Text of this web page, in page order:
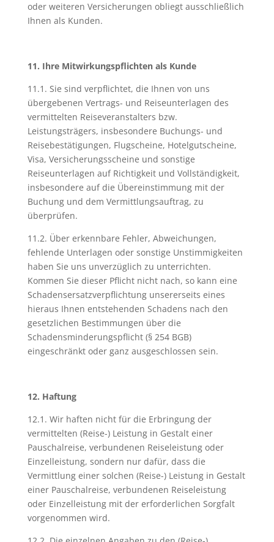
oder weiteren Versicherungen obliegt ausschließlich
Ihnen als Kunden.
11. Ihre Mitwirkungspflichten als Kunde
11.1. Sie sind verpflichtet, die Ihnen von uns
übergebenen Vertrags- und Reiseunterlagen des
vermittelten Reiseveranstalters bzw.
Leistungsträgers, insbesondere Buchungs- und
Reisebestätigungen, Flugscheine, Hotelgutscheine,
Visa, Versicherungsscheine und sonstige
Reiseunterlagen auf Richtigkeit und Vollständigkeit,
insbesondere auf die Übereinstimmung mit der
Buchung und dem Vermittlungsauftrag, zu
überprüfen.
11.2. Über erkennbare Fehler, Abweichungen,
fehlende Unterlagen oder sonstige Unstimmigkeiten
haben Sie uns unverzüglich zu unterrichten.
Kommen Sie dieser Pflicht nicht nach, so kann eine
Schadensersatzverpflichtung unsererseits eines
hieraus Ihnen entstehenden Schadens nach den
gesetzlichen Bestimmungen über die
Schadensminderungspflicht (§ 254 BGB)
eingeschränkt oder ganz ausgeschlossen sein.
12. Haftung
12.1. Wir haften nicht für die Erbringung der
vermittelten (Reise-) Leistung in Gestalt einer
Pauschalreise, verbundenen Reiseleistung oder
Einzelleistung, sondern nur dafür, dass die
Vermittlung einer solchen (Reise-) Leistung in Gestalt
einer Pauschalreise, verbundenen Reiseleistung
oder Einzelleistung mit der erforderlichen Sorgfalt
vorgenommen wird.